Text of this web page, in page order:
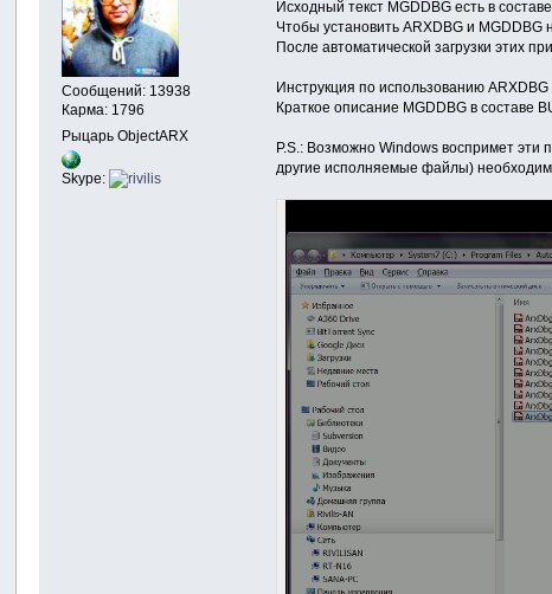
Сообщений: 13938
Карма: 1796
Рыцарь ObjectARX
Skype:
Исходный текст MGDDBG есть в
Чтобы установить ARXDBG и
После автоматической загрузки этих
Инструкция по использованию
Краткое описание MGDDBG в составе
P.S.: Возможно Windows воспримет эти
другие исполняемые файлы)